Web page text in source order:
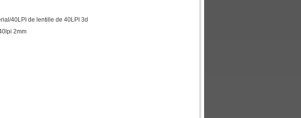
40LPI de lentille de 40LPI 3d
2mm